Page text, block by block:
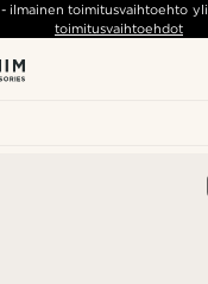
- ilmainen toimitusvaihtoehto yli
toimitusvaihtoehdot